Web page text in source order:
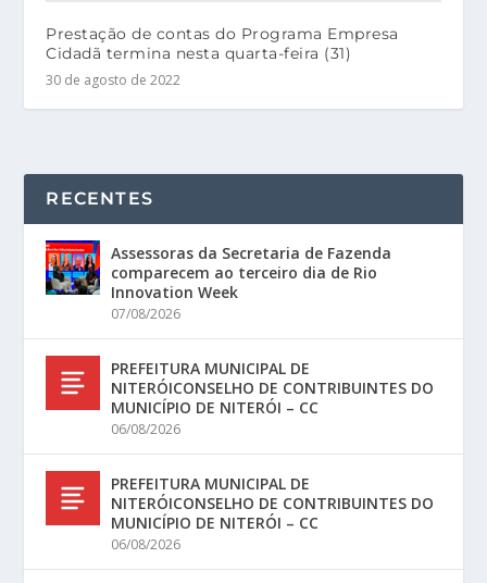
Prestação de contas do Programa Empresa
Cidadã termina nesta quarta-feira (31)
30 de agosto de 2022
RECENTES
Assessoras da Secretaria de Fazenda
comparecem ao terceiro dia de Rio
Innovation Week
07/08/2026
PREFEITURA MUNICIPAL DE
NITERÓICONSELHO DE CONTRIBUINTES DO
MUNICÍPIO DE NITERÓI – CC
06/08/2026
PREFEITURA MUNICIPAL DE
NITERÓICONSELHO DE CONTRIBUINTES DO
MUNICÍPIO DE NITERÓI – CC
06/08/2026